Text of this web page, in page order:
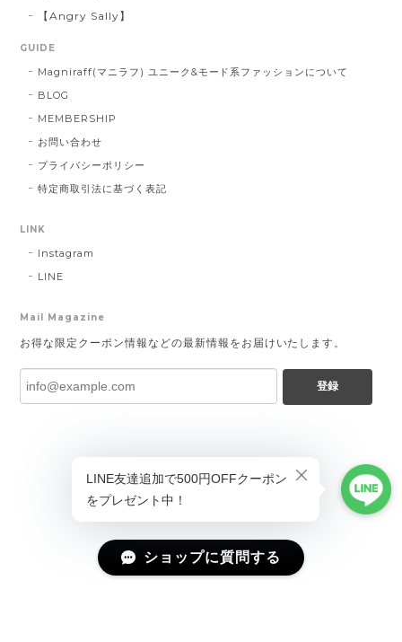
【Angry Sally】
GUIDE
Magniraff(マニラフ) ユニーク&モード系ファッションについて
BLOG
MEMBERSHIP
お問い合わせ
プライバシーポリシー
特定商取引法に基づく表記
LINK
Instagram
LINE
Mail Magazine
お得な限定クーポン情報などの最新情報をお届けいたします。
登録
ショップに質問する